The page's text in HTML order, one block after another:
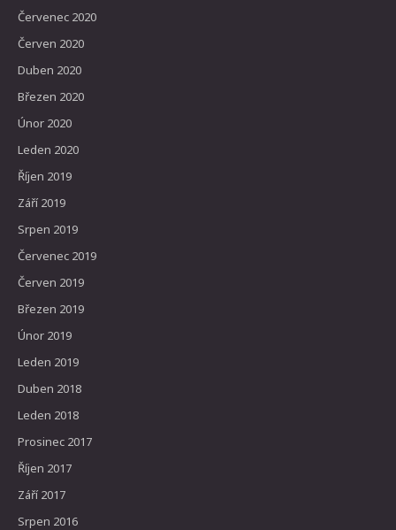
Červenec 2020
Červen 2020
Duben 2020
Březen 2020
Únor 2020
Leden 2020
Říjen 2019
Září 2019
Srpen 2019
Červenec 2019
Červen 2019
Březen 2019
Únor 2019
Leden 2019
Duben 2018
Leden 2018
Prosinec 2017
Říjen 2017
Září 2017
Srpen 2016